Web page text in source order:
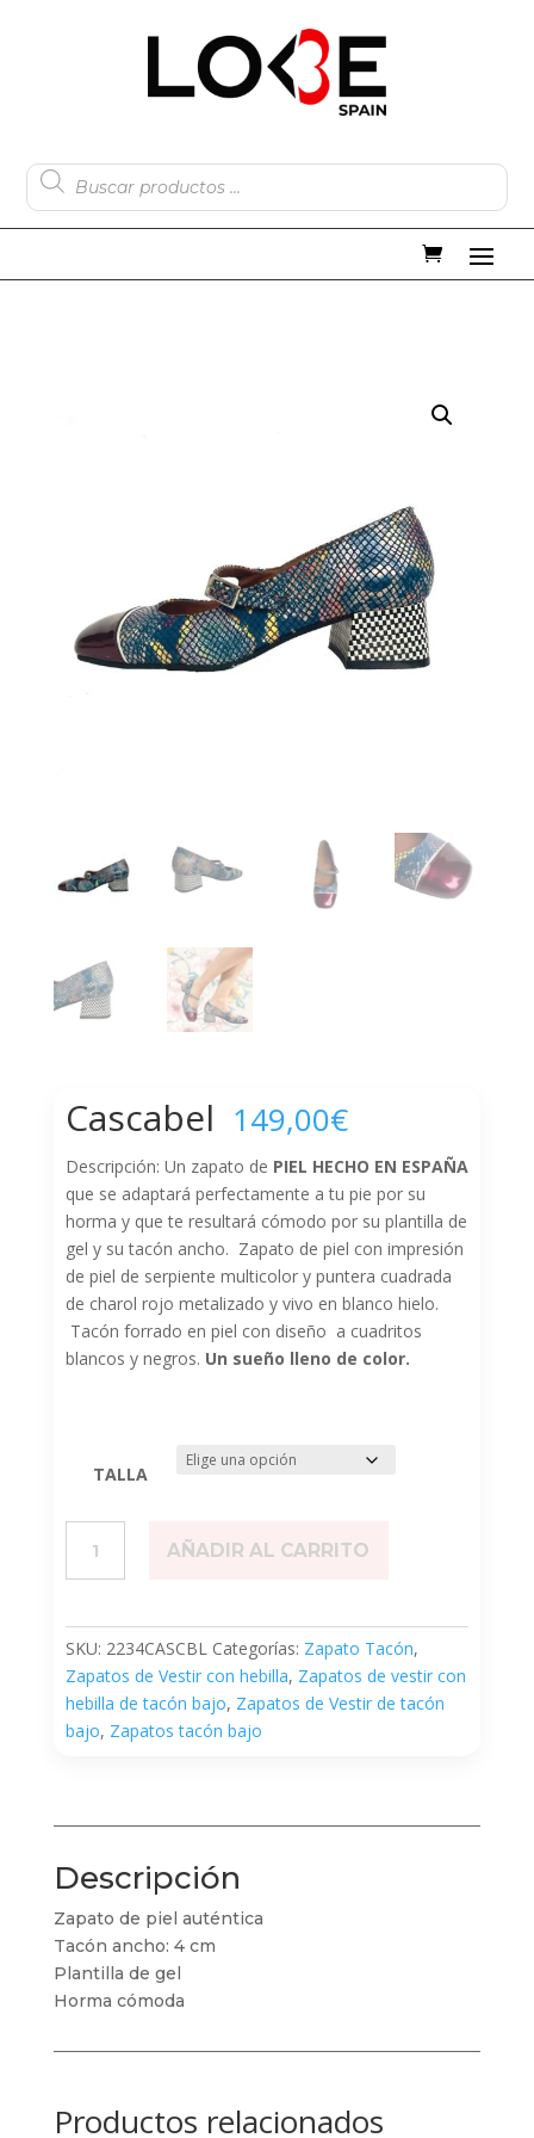
de
productos
Cascabel 149,00€
Descripción: Un zapato de PIEL HECHO EN ESPAÑA
que se adaptará perfectamente a tu pie por su
horma y que te resultará cómodo por su plantilla de
gel y su tacón ancho. Zapato de piel con impresión
de piel de serpiente multicolor y puntera cuadrada
de charol rojo metalizado y vivo en blanco hielo.
Tacón forrado en piel con diseño a cuadritos
blancos y negros. Un sueño lleno de color.
TALLA
cantidad
AÑADIR AL CARRITO
SKU: 2234CASCBL Categorías: Zapato Tacón,
Zapatos de Vestir con hebilla, Zapatos de vestir con
hebilla de tacón bajo, Zapatos de Vestir de tacón
bajo, Zapatos tacón bajo
Descripción
Zapato de piel auténtica
Tacón ancho: 4 cm
Plantilla de gel
Horma cómoda
Productos relacionados